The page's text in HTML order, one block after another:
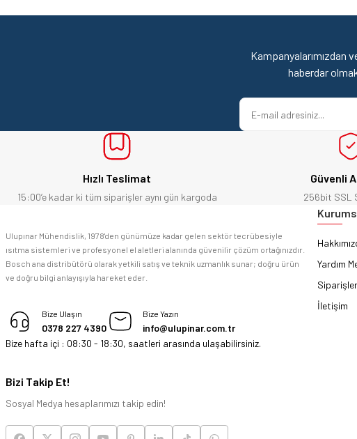
Bosch marka alet alacaksam kesinlikle adresim Ulupınar.com.tr
M... K... | 04/05/2026
Kampanyalarımızdan
haberdar
Hızlı Teslimat
15:00’e kadar ki tüm siparişler aynı gün kargoda
Güvenli
256bit SSL
Ulupınar Mühendislik, 1978'den günümüze kadar gelen sektör tecrübesiyle
ısıtma sistemleri ve profesyonel el aletleri alanında güvenilir çözüm ortağınızdır.
Bosch ana distribütörü olarak yetkili satış ve teknik uzmanlık sunar; doğru ürün
ve doğru bilgi anlayışıyla hareket eder.
Bize Ulaşın
0378 227 4390
Bize Yazın
info@ulupinar.com.tr
Bize hafta içi : 08:30 - 18:30, saatleri arasında ulaşabilirsiniz.
Bizi Takip Et!
Sosyal Medya hesaplarımızı takip edin!
Yardım
İletişim